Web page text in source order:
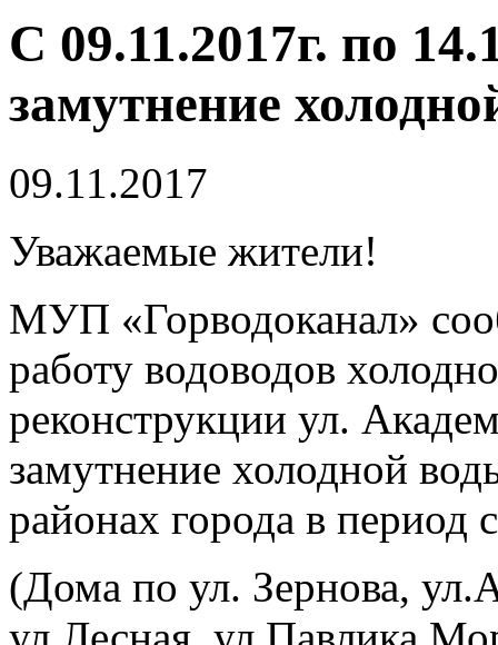
С 09.11.2017г. по
замутнение
09.11.2017
Уважаемые жители!
МУП «Горводоканал»
работу водоводов
реконструкции ул.
замутнение холодной
районах города в период
(Дома по ул. Зернова,